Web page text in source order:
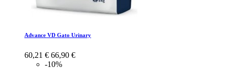
Advance VD Gato Urinary
60,21 € 66,90 €
-10%